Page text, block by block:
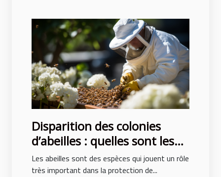
Disparition des colonies
d’abeilles : quelles sont les
causes ?
Les abeilles sont des espèces qui jouent un rôle
très important dans la protection de...